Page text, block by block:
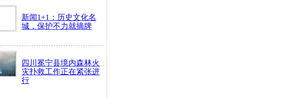
新闻1+1：历史文化名
城，保护不力就摘牌
四川冕宁县境内森林火
灾扑救工作正在紧张进
行